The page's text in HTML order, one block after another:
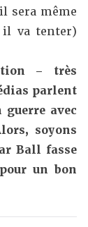
sera même
il va tenter)
– très
parlent
avec
soyons
Ball fasse
un bon